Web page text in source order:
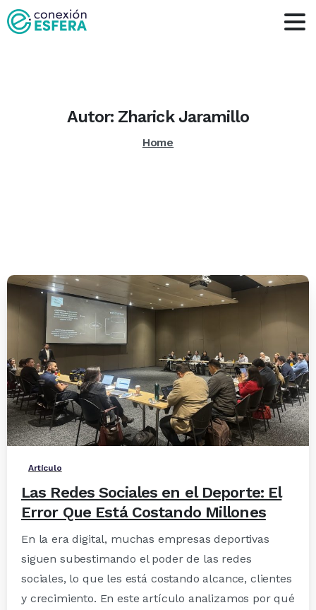
Autor: Zharick Jaramillo
Home
-
Artículo
Las Redes Sociales en el Deporte: El
Error Que Está Costando Millones
En la era digital, muchas empresas deportivas
siguen subestimando el poder de las redes
sociales, lo que les está costando alcance, clientes
y crecimiento. En este artículo analizamos por qué